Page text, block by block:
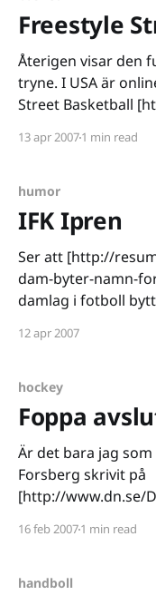
Freestyle
Återigen visar den
tryne. I USA är
Street Basketball
april kommer en
spelet gratis,
13 apr 20071 min read
humor
IFK Ipren
Ser att [http://
dam-byter-namn-
damlag i fotboll
Hardford som
12 apr 2007
hockey
Foppa
Är det bara jag
Forsberg skrivit på
[http://www.dn.se/
att få chansen att sluta på
Och
16 feb 20071 min read
handboll